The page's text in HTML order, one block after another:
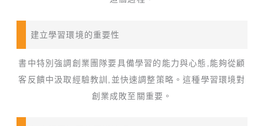
建立學習環境的重要性
書中特別強調創業團隊要具備學習的能力與心態,能夠從顧
客反饋中汲取經驗教訓,並快速調整策略。這種學習環境對
創業成敗至關重要。